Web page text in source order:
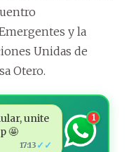
y la
Unidas de
Otero.
unite
🤩
17:13 ✓✓
1